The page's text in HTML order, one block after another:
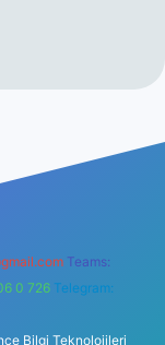
Teams:
0 726 Telegram:
Bilgi Teknolojileri